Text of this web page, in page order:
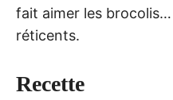
fait aimer les
réticents.
Recette